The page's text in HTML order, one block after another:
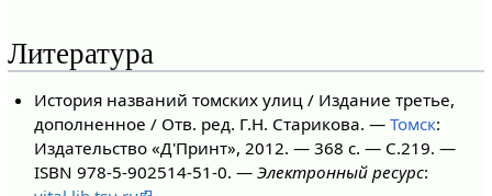
Литература
История названий томских улиц / Издание третье,
дополненное / Отв. ред. Г.Н. Старикова. —Томск:
Издательство «Д'Принт», 2012. — 368 с. — С.219. —
ISBN 978-5-902514-51-0. —Электронный ресурс: